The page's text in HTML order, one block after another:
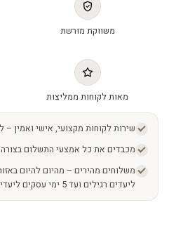
משווקת מורשת
מאות לקוחות ממליצות
שירות לקוחות מקצועי, אישי ואמין
מכבדים את כל אמצעי התשלום בצורה
ליעדים רגילים ועד 5 ימי עסקים ליעדים מרוחקים